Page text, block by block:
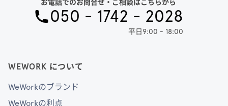
WEWORK について
WeWorkのブランド
WeWorkの利点
お電話でのお問合せ・ご相談はこちらから
050 - 1742 - 2028
平日9:00 - 18:00